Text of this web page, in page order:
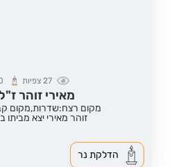
27 צפיות
מאירי זוהר
מקום רצח:שדרות,מקום
זוהר מאירי יצא מביתו
הדלקת נר